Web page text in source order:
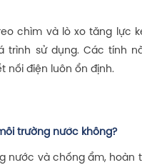
chìm và lò xo tăng lực
trình sử dụng. Các tính
nối điện luôn ổn định.
trường nước không?
nước và chống ẩm, hoàn